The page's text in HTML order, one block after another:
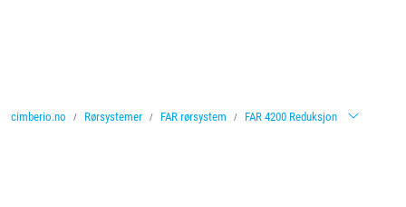
cimberio.no Rørsystemer FAR rørsystem FAR 4200 Reduksjon
Vannbehandling